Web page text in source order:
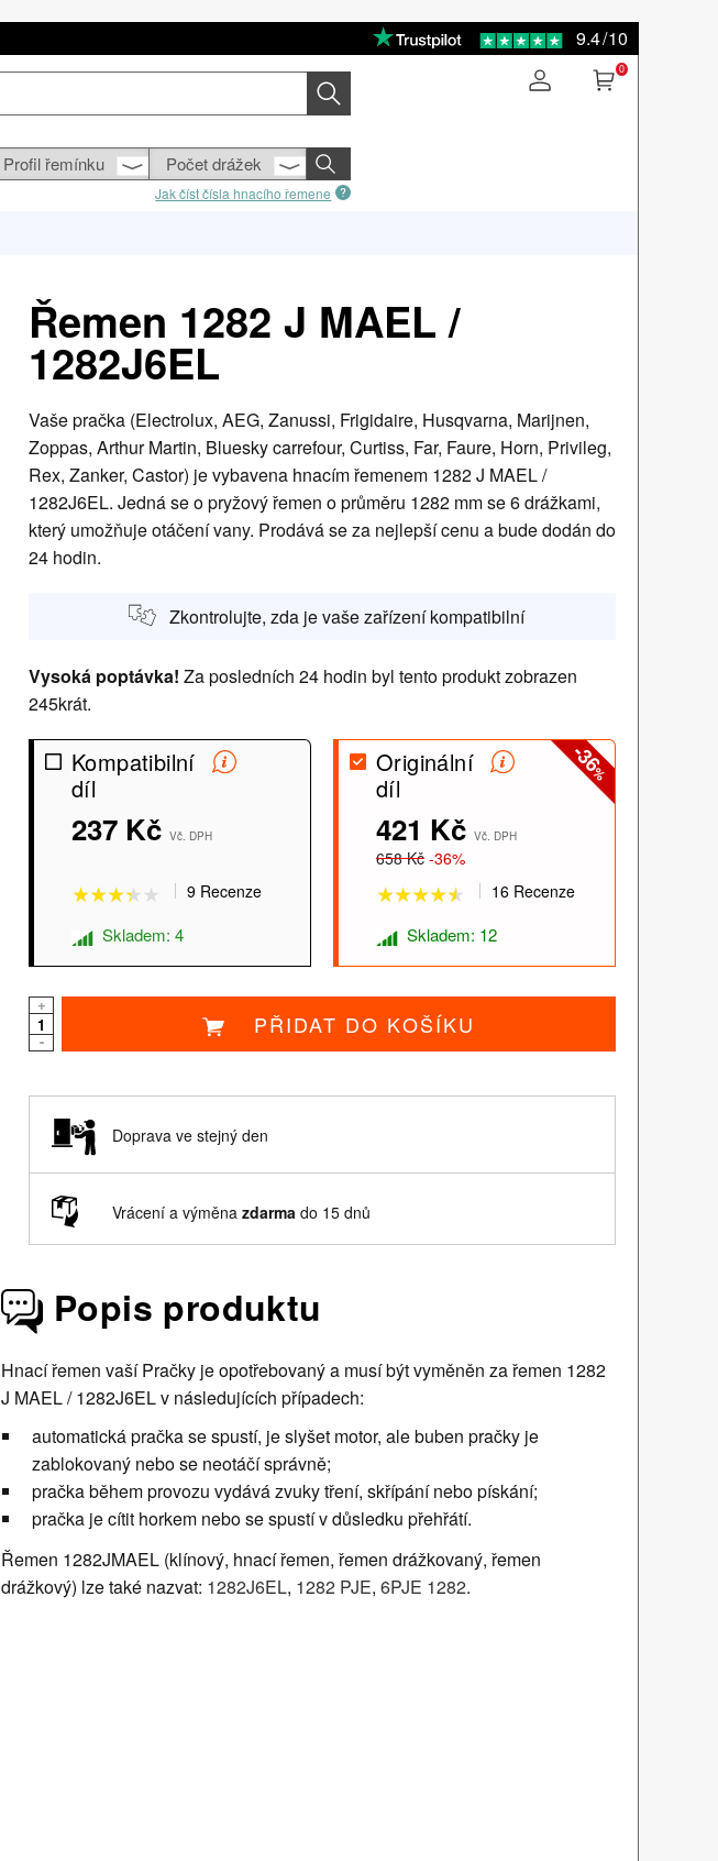
9.4/10
Jak číst čísla hnacího řemene
0
Řemen 1282 J MAEL /
1282J6EL
Vaše pračka (Electrolux, AEG, Zanussi, Frigidaire, Husqvarna, Marijnen,
Zoppas, Arthur Martin, Bluesky carrefour, Curtiss, Far, Faure, Horn, Privileg,
Rex, Zanker, Castor) je vybavena hnacím řemenem 1282 J MAEL /
1282J6EL. Jedná se o pryžový řemen o průměru 1282 mm se 6 drážkami,
který umožňuje otáčení vany. Prodává se za nejlepší cenu a bude dodán do
24 hodin.
Zkontrolujte, zda je vaše zařízení kompatibilní
Vysoká poptávka! Za posledních 24 hodin byl tento produkt zobrazen
245krát.
Kompatibilní
díl
237 Kč Vč. DPH
9 Recenze
Skladem: 4
-36
%
Originální
díl
421 Kč Vč. DPH
658 Kč -36%
16 Recenze
Skladem: 12
+
-
PŘIDAT DO KOŠÍKU
Doprava ve stejný den
Vrácení a výměna zdarma do 15 dnů
Popis produktu
Hnací řemen vaší Pračky je opotřebovaný a musí být vyměněn za řemen 1282
J MAEL / 1282J6EL v následujících případech:
automatická pračka se spustí, je slyšet motor, ale buben pračky je
zablokovaný nebo se neotáčí správně;
pračka během provozu vydává zvuky tření, skřípání nebo pískání;
pračka je cítit horkem nebo se spustí v důsledku přehřátí.
Řemen 1282JMAEL (klínový, hnací řemen, řemen drážkovaný, řemen
drážkový) lze také nazvat: 1282J6EL, 1282 PJE, 6PJE 1282.